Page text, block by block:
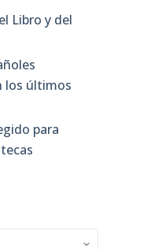
Libro y del
los últimos
para